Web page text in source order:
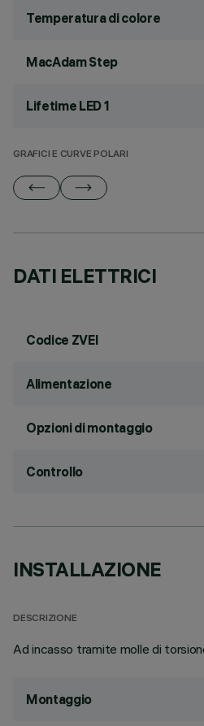
Temperatura di colore
MacAdam Step
Lifetime LED 1
GRAFICI E CURVE POLARI
DATI ELETTRICI
Codice ZVEI
Alimentazione
Opzioni di montaggio
Controllo
INSTALLAZIONE
DESCRIZIONE
Ad incasso tramite molle di
Montaggio